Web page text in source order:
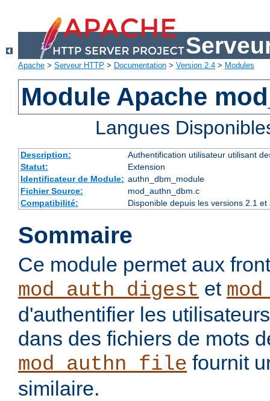
Apache > Serveur HTTP > Documentation > Version 2.4 > Modules
Module Apache
Langues
Description:
Authentification utilisateur utilisant
Statut:
Extension
Identificateur de Module: authn_dbm_module
Fichier Source:
mod_authn_dbm.c
Compatibilité:
Disponible depuis les versions 2.1
Sommaire
Ce module permet aux
mod_auth_digest et
d'authentifier les
dans des fichiers de mots
mod_authn_file fournit
similaire.